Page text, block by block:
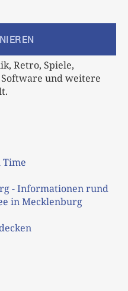
Retro, Spiele,
und weitere
Time
- Informationen rund
in Mecklenburg